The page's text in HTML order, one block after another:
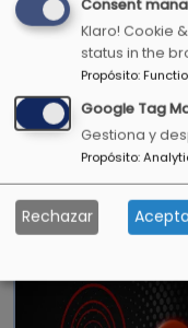
Todavía darán
florecientes
Salmos 92:14
OTRAS
Consent
Klaro! Cookie
status in the
Propósito:
Google Tag
Gestiona y
Propósito:
Rechazar